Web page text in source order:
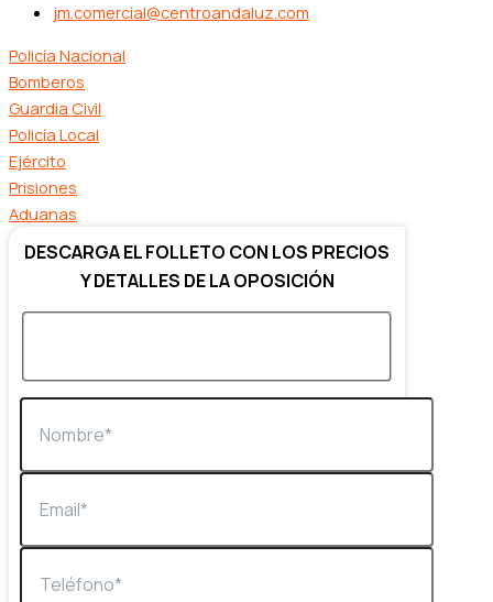
jm.comercial@centroandaluz.com
Policía Nacional
Bomberos
Guardia Civil
Policía Local
Ejército
Prisiones
Aduanas
DESCARGA EL FOLLETO CON LOS PRECIOS
Y DETALLES DE LA OPOSICIÓN